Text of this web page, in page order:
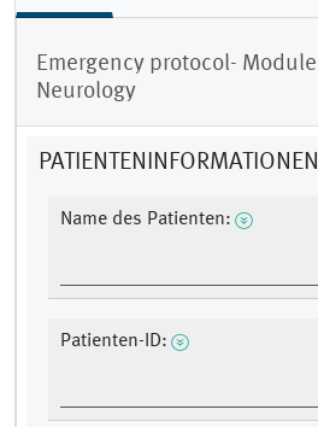
Emergency protocol- Module
Neurology
PATIENTENINFORMATIONEN
Name des Patienten:
Patienten-ID: